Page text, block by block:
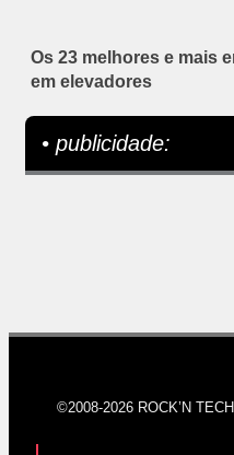
Os 23 melhores e mais
em elevadores
• publicidade:
©2008-2026 ROCK’N